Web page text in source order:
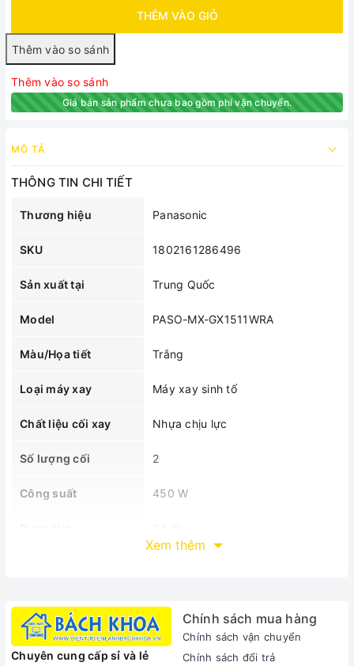
THÊM VÀO GIỎ
Thêm vào so sánh
Giá bán sản phẩm chưa bao gồm phí vận chuyển.
MÔ TẢ
THÔNG TIN CHI TIẾT
Thương hiệu Panasonic
SKU 1802161286496
Sản xuất tại Trung Quốc
Model PASO-MX-GX1511WRA
Màu/Họa tiết Trắng
Loại máy xay Máy xay sinh tố
Chất liệu cối xay Nhựa chịu lực
Số lượng cối 2
Công suất 450 W
MÔ TẢ SẢN PHẨM
Công suất lớn, cối nhựa gọn nhẹ
Xem thêm
Chuyên cung cấp sỉ và lẻ
Chính sách mua hàng
Chính sách vận chuyển
Chính sách đổi trả